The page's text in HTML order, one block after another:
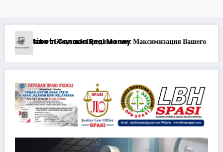
Вашего Игрового ОпытаƏn yaxşı Pinco mərclərdə real qazanc